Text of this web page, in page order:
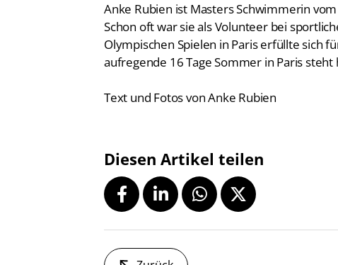
Anke Rubien ist Masters Schwimmerin
Schon oft war sie als Volunteer bei
Olympischen Spielen in Paris erfüllte sich
aufregende 16 Tage Sommer in Paris steht
Text und Fotos von Anke Rubien
Diesen Artikel teilen